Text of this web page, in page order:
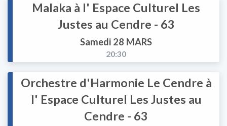
Malaka à l' Espace Culturel Les
Justes au Cendre - 63
Samedi 28 MARS
20:30
Orchestre d'Harmonie Le Cendre à
l' Espace Culturel Les Justes au
Cendre - 63